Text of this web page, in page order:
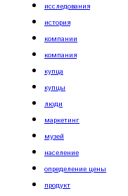
исследования
история
компании
компания
купца
купцы
люди
маркетинг
музей
население
определение цены
продукт